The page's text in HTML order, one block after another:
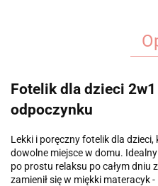
Fotelik dla dzieci
odpoczynku
Lekki i poręczny fotelik dla
dowolne miejsce w domu.
po prostu relaksu po całym dniu
zamienił się w miękki materacyk